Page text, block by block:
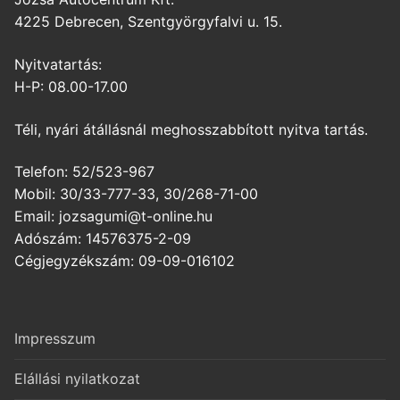
4225 Debrecen, Szentgyörgyfalvi u. 15.
Nyitvatartás:
H-P: 08.00-17.00
Téli, nyári átállásnál meghosszabbított nyitva tartás.
Telefon: 52/523-967
Mobil: 30/33-777-33, 30/268-71-00
Email: jozsagumi@t-online.hu
Adószám: 14576375-2-09
Cégjegyzékszám: 09-09-016102
Impresszum
Elállási nyilatkozat